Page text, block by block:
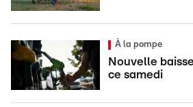
À la pompe
Nouvelle
ce samedi